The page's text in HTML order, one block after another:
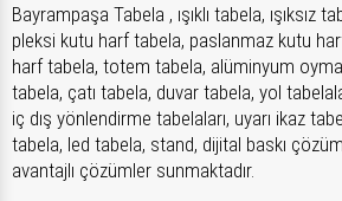
Bayrampaşa Tabela , ışıklı tabela, ışıksız
pleksi kutu harf tabela, paslanmaz kutu
harf tabela, totem tabela, alüminyum
tabela, çatı tabela, duvar tabela, yol
iç dış yönlendirme tabelaları, uyarı ikaz
tabela, led tabela, stand, dijital baskı
avantajlı çözümler sunmaktadır.